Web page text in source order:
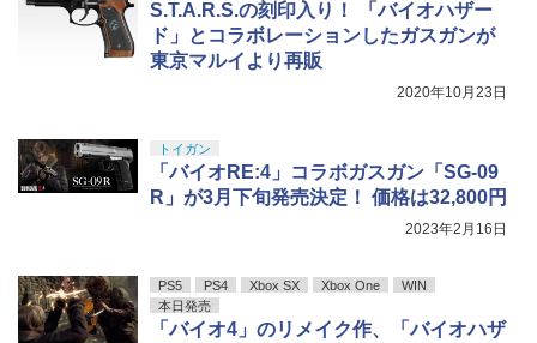
S.T.A.R.S.の刻印入り！ 「バイオハザー
ド」とコラボレーションしたガスガンが
東京マルイより再販
2020年10月23日
トイガン
「バイオRE:4」コラボガスガン「SG-09
R」が3月下旬発売決定！ 価格は32,800円
2023年2月16日
PS5 PS4 Xbox SX Xbox One
WIN
本日発売
「バイオ4」のリメイク作、「バイオハザ